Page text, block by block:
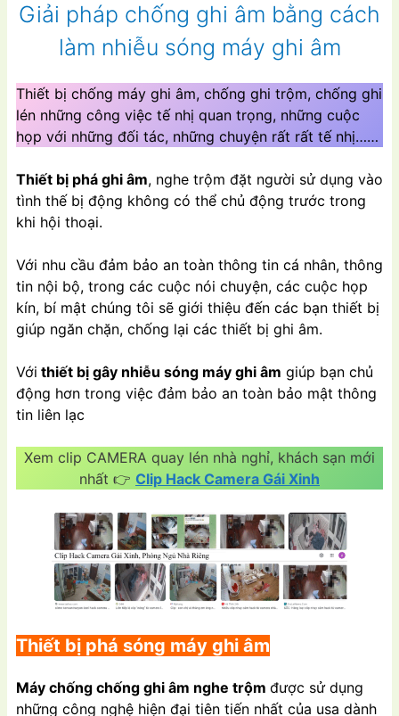
Giải pháp chống ghi âm bằng cách
làm nhiễu sóng máy ghi âm
Thiết bị chống máy ghi âm, chống ghi trộm, chống ghi
lén những công việc tế nhị quan trọng, những cuộc
họp với những đối tác, những chuyện rất rất tế nhị……
Thiết bị phá ghi âm, nghe trộm đặt người sử dụng vào
tình thế bị động không có thể chủ động trước trong
khi hội thoại.
Với nhu cầu đảm bảo an toàn thông tin cá nhân, thông
tin nội bộ, trong các cuộc nói chuyện, các cuộc họp
kín, bí mật chúng tôi sẽ giới thiệu đến các bạn thiết bị
giúp ngăn chặn, chống lại các thiết bị ghi âm.
Với thiết bị gây nhiễu sóng máy ghi âm giúp bạn chủ
động hơn trong việc đảm bảo an toàn bảo mật thông
tin liên lạc
Xem clip CAMERA quay lén nhà nghỉ, khách sạn mới
nhất 👉 Clip Hack Camera Gái Xinh
Thiết bị phá sóng máy ghi âm
Máy chống chống ghi âm nghe trộm được sử dụng
những công nghệ hiện đại tiên tiến nhất của usa dành